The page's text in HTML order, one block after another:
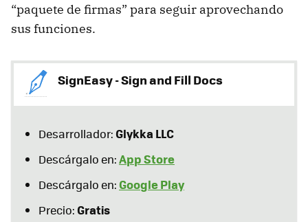
“paquete de firmas” para seguir aprovechando
sus funciones.
SignEasy - Sign and Fill Docs
Desarrollador:Glykka LLC
Descárgalo en:App Store
Descárgalo en: Google Play
Precio:Gratis